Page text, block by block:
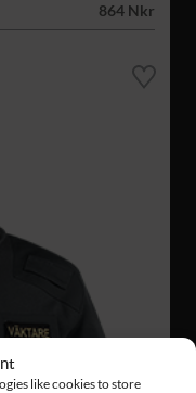
like cookies to store
864 Nkr